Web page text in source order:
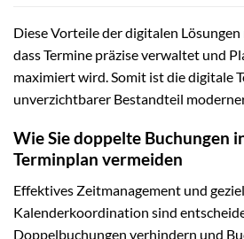
Diese Vorteile der digitalen Lösungen
dass Termine präzise verwaltet und
maximiert wird. Somit ist die digitale
unverzichtbarer Bestandteil
Wie Sie doppelte Buchungen
Terminplan vermeiden
Effektives Zeitmanagement und
Kalenderkoordination sind
Doppelbuchungen verhindern und